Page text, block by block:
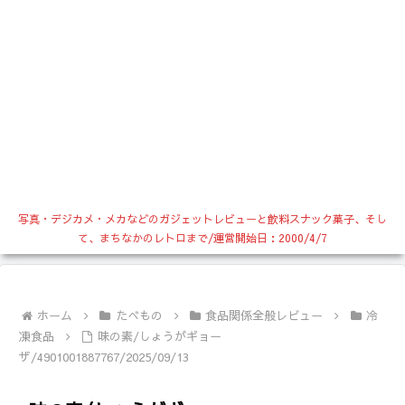
写真・デジカメ・メカなどのガジェットレビューと飲料スナック菓子、そし
て、まちなかのレトロまで/運営開始日：2000/4/7
ホーム たべもの 食品関係全般レビュー
冷
凍食品
味の素/しょうがギョー
ザ/4901001887767/2025/09/13